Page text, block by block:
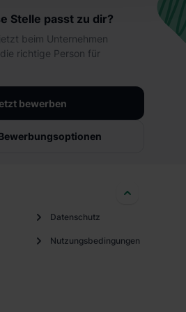
zur Übermittlung deiner Daten in
S. 1 lit. a) DS-GVO). Die USA
Datenschutzniveau
kannst die von dir erteilte
Wirkung für die Zukunft ganz
Datenschutzerklärung unter
Einstellungen“ widerrufen.
den einzelnen Cookies findest
Stelle passt zu dir?
beim Unternehmen
richtige Person für
bewerben
Datenschutz
Nutzungsbedingungen